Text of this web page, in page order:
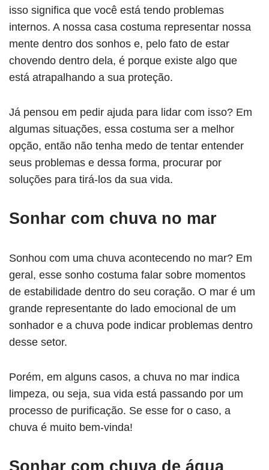
isso significa que você está tendo problemas
internos. A nossa casa costuma representar nossa
mente dentro dos sonhos e, pelo fato de estar
chovendo dentro dela, é porque existe algo que
está atrapalhando a sua proteção.
Já pensou em pedir ajuda para lidar com isso? Em
algumas situações, essa costuma ser a melhor
opção, então não tenha medo de tentar entender
seus problemas e dessa forma, procurar por
soluções para tirá-los da sua vida.
Sonhar com chuva no mar
Sonhou com uma chuva acontecendo no mar? Em
geral, esse sonho costuma falar sobre momentos
de estabilidade dentro do seu coração. O mar é um
grande representante do lado emocional de um
sonhador e a chuva pode indicar problemas dentro
desse setor.
Porém, em alguns casos, a chuva no mar indica
limpeza, ou seja, sua vida está passando por um
processo de purificação. Se esse for o caso, a
chuva é muito bem-vinda!
Sonhar com chuva de água